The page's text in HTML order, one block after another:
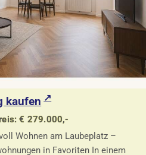
kaufen
€ 279.000,-
Wohnen am Laubeplatz –
in Favoriten In einem